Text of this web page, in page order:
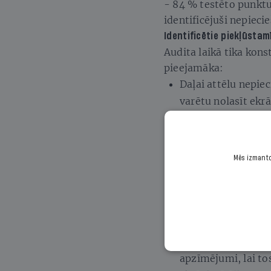
- 84 % testēto
identificējuši
Identificētie
Audita laikā tika
pieejamāka:
Daļai attēlu
varētu nolasīt
materiāliem
transkriptus un
cilvēkiem ar
gadījumos audio
apzīmējumi, lai
Mēs